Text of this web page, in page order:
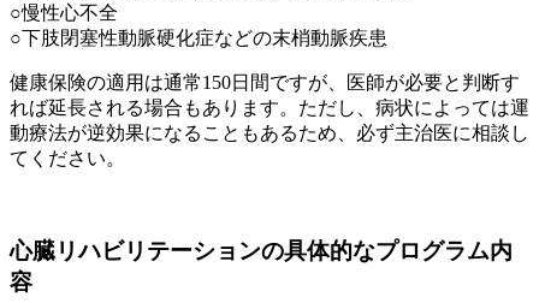
○慢性心不全
○下肢閉塞性動脈硬化症などの末梢動脈疾患
健康保険の適用は通常150日間ですが、医師が必要と判断す
れば延長される場合もあります。ただし、病状によっては運
動療法が逆効果になることもあるため、必ず主治医に相談し
てください。
心臓リハビリテーションの具体的なプログラム内
容